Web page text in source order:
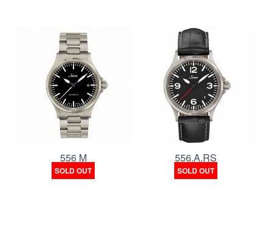
556 M
SOLD OUT
556.A.RS
SOLD OUT